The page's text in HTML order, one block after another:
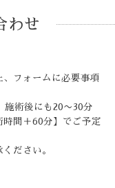
わせ
フォームに必要事項
術後にも20〜30分
間＋60分】でご予定
ださい。